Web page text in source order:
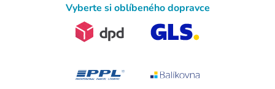
Vyberte si oblíbeného dopravce